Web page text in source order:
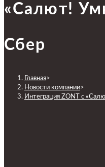
«Салют!
Сбер
Главная>
Новости компании>
Интеграция ZONT с